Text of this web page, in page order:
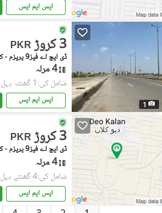
ایس ایم ایس
1
PKR 3 کروڑ
ڈی ایچ اے فیز9 پریزم - کمرشل زون 3, ڈی ایچ اے فیز9 پریزم
4 مرلہ
شامل کی:1 گھنٹہ پہل
ایس ایم ایس
PKR 3 کروڑ
ڈی ایچ اے فیز9 پریزم - کمرشل زون 3, ڈی ایچ اے فیز9 پریزم
4 مرلہ
شامل کی:4 گھنٹے پہل
ایس ایم ایس